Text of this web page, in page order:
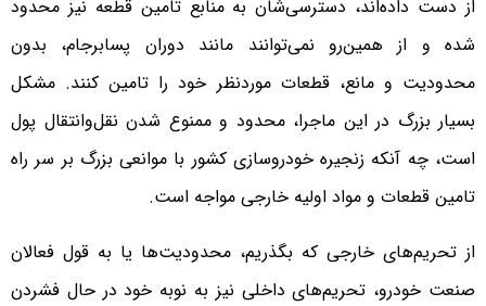
از دست داده‌اند، دسترسی‌شان به منابع تامین قطعه نیز محدود
شده و از همین‌رو نمی‌توانند مانند دوران پسابرجام، بدون
محدودیت و مانع، قطعات موردنظر خود را تامین کنند. مشکل
بسیار بزرگ در این ماجرا، محدود و ممنوع شدن نقل‌و‌انتقال پول
است، چه آنکه زنجیره خودروسازی کشور با موانعی بزرگ بر سر راه
تامین قطعات و مواد اولیه خارجی مواجه است.
از تحریم‌های خارجی که بگذریم، محدودیت‌ها یا به قول فعالان
صنعت خودرو، تحریم‌های داخلی نیز به نوبه خود در حال فشردن